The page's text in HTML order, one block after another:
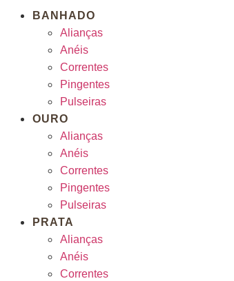
BANHADO
Alianças
Anéis
Correntes
Pingentes
Pulseiras
OURO
Alianças
Anéis
Correntes
Pingentes
Pulseiras
PRATA
Alianças
Anéis
Correntes